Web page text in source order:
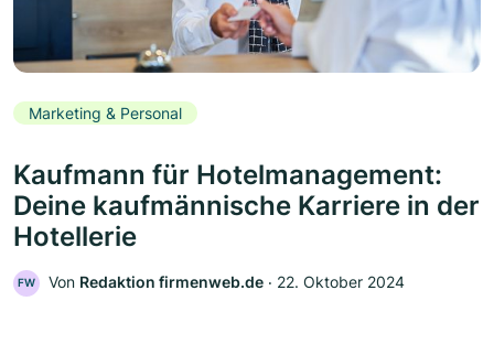
Marketing & Personal
Kaufmann für Hotelmanagement:
Deine kaufmännische Karriere in der
Hotellerie
FW Von Redaktion firmenweb.de ‧ 22. Oktober 2024